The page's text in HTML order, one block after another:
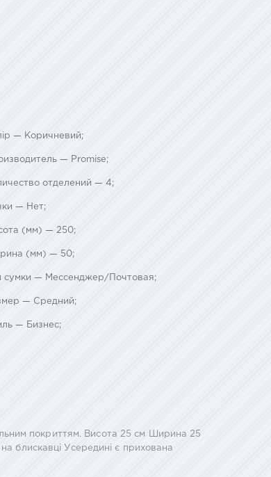
— Коричневий;
— Promise;
отделений — 4;
— Нет;
(мм) — 250;
(мм) — 50;
сумки — Мессенджер/Почтовая;
— Средний;
— Бизнес;
покриттям. Висота 25 см Ширина 25
блискавці Усередині є прихована